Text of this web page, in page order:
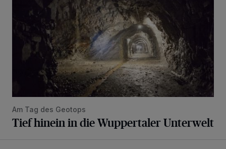
Am Tag des Geotops
Tief hinein in die Wuppertaler Unterwelt